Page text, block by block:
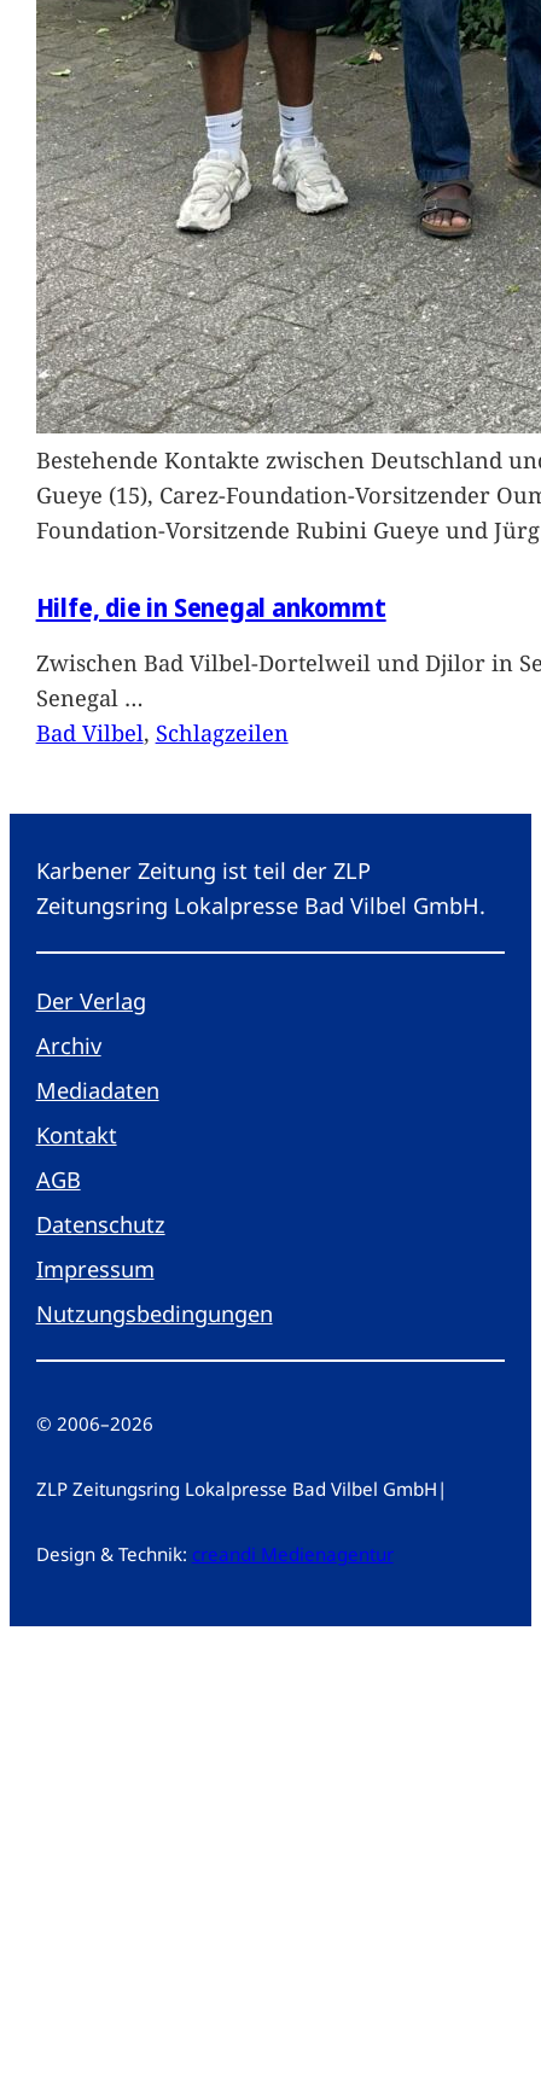
Bestehende Kontakte zwischen Deutschland
Gueye (15), Carez-Foundation-Vorsitzender
Foundation-Vorsitzende Rubini Gueye und
Hilfe, die in Senegal ankommt
Zwischen Bad Vilbel-Dortelweil und Djilor in
Senegal …
Bad Vilbel, Schlagzeilen
Karbener Zeitung ist teil der ZLP
Zeitungsring Lokalpresse Bad Vilbel GmbH.
Der Verlag
Archiv
Mediadaten
Kontakt
AGB
Datenschutz
Impressum
Nutzungsbedingungen
© 2006–2026
ZLP Zeitungsring Lokalpresse Bad Vilbel GmbH |
Design & Technik: creandi Medienagentur